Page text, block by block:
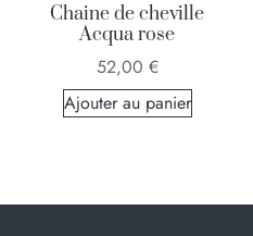
Chaine de cheville
Acqua rose
52,00 €
Ajouter au panier